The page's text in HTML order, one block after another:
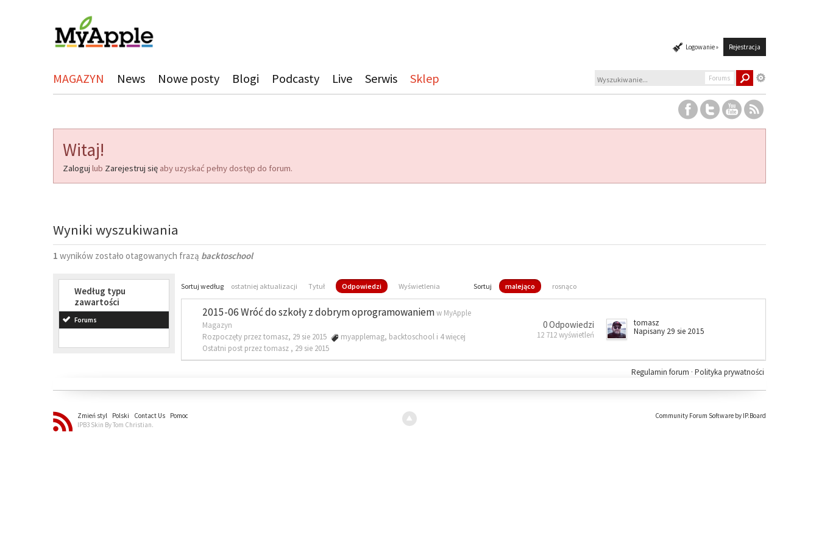
Logowanie » Rejestracja
MAGAZYN News Nowe posty Blogi Podcasty Live Serwis Sklep Forums
Witaj!
Zaloguj lub Zarejestruj się aby uzyskać pełny dostęp do forum.
Wyniki wyszukiwania
1 wyników zostało otagowanych frazą backtoschool
Według typu
zawartości
Forums
Sortuj według ostatniej aktualizacji Tytuł Odpowiedzi Wyświetlenia Sortuj malejąco rosnąco
2015-06 Wróć do szkoły z dobrym oprogramowaniemw MyApple
Magazyn
Rozpoczęty przez tomasz, 29 sie 2015
myapplemag, backtoschool i 4 więcej
Ostatni post przez tomasz , 29 sie 2015
0 Odpowiedzi
12 712 wyświetleń
tomasz
Napisany 29 sie 2015
Polityka prywatności
Regulamin forum ·
Zmień styl Polski Contact Us
Pomoc
IPB3 Skin By Tom Christian.
Community Forum Software by IP.Board